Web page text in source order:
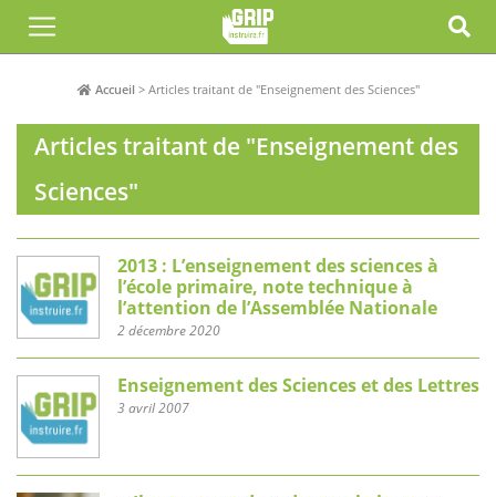
Accueil > Articles traitant de "Enseignement des Sciences"
Articles traitant de "Enseignement des
Sciences"
2013 : L’enseignement des sciences à
l’école primaire, note technique à
l’attention de l’Assemblée Nationale
2 décembre 2020
Enseignement des Sciences et des Lettres
3 avril 2007